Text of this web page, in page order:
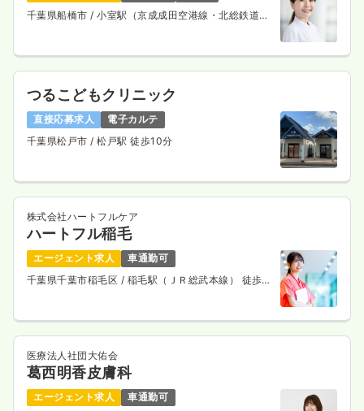
※経験3年の例
年間休日120日
4週8休以上
オンコールあり
月給30万円以上可
気になる
日勤のみ（常勤）
23.4
※経験2年の例
時間 9:00～17:00
気になる 詳細を見る
日勤のみ（パート） 一時募集休止
千葉県船橋市 / 小室駅（京成成田空港線・北総鉄道
つるこどもクリニック
直接応募求人
電子カルテ
千葉県松戸市 / 松戸駅 徒歩10分
株式会社ハートフルケア
ハートフル稲毛
エージェント求人
車通勤可
千葉県千葉市稲毛区 / 稲毛駅（ＪＲ総武本線） 徒歩8
医療法人社団大佑会
葛西明香皮膚科
エージェント求人
車通勤可